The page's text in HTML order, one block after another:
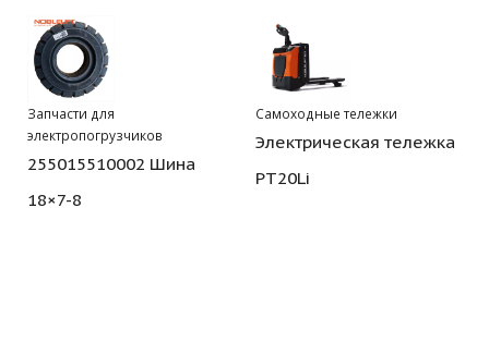
Запчасти для
электропогрузчиков
255015510002 Шина
18×7-8
Самоходные тележки
Электрическая тележка
PT20Li